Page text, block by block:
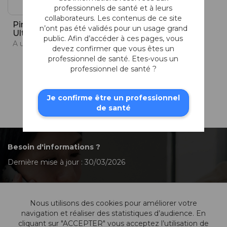
Pince Rétine
Ultra-Grip 360°
A usage unqiue
Pince Rétine
Ultra-Grip à
Manche Plat
A usage unique
Besoin d'informations ?
Dernière mise à jour : 30/03/2026
Contactez-nous
Nous utilisons des cookies pour améliorer votre
navigation et réaliser des statistiques d’audience. En
cliquant sur "ACCEPTER" vous acceptez l’utilisation de
professionnels de santé et à leurs
collaborateurs. Les contenus de ce site
n’ont pas été validés pour un usage grand
public. Afin d’accéder à ces pages, vous
devez confirmer que vous êtes un
professionnel de santé. Etes-vous un
professionnel de santé ?
Je confirme être un professionnel
de santé